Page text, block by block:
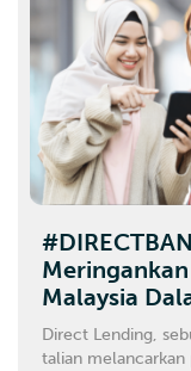
Malaysia
Direct Lending,
talian melancarkan